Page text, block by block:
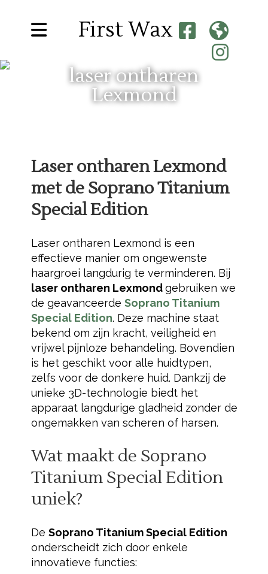
First Wax
laser ontharen
Lexmond
Laser ontharen Lexmond
met de Soprano Titanium
Special Edition
Laser ontharen Lexmond is een
effectieve manier om ongewenste
haargroei langdurig te verminderen. Bij
laser ontharen Lexmondgebruiken we
de geavanceerde Soprano Titanium
Special Edition. Deze machine staat
bekend om zijn kracht, veiligheid en
vrijwel pijnloze behandeling. Bovendien
is het geschikt voor alle huidtypen,
zelfs voor de donkere huid. Dankzij de
unieke 3D-technologie biedt het
apparaat langdurige gladheid zonder de
ongemakken van scheren of harsen.
Wat maakt de Soprano
Titanium Special Edition
uniek?
De Soprano Titanium Special Edition
onderscheidt zich door enkele
innovatieve functies: